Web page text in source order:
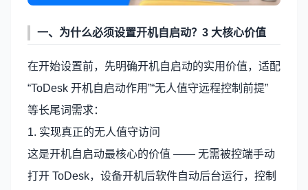
一、为什么必须设置开机自启动？3 大核心价值
在开始设置前，先明确开机自启动的实用价值，适配
“ToDesk 开机自启动作用”“无人值守远程控制前提”
等长尾词需求：
1. 实现真正的无人值守访问
这是开机自启动最核心的价值 —— 无需被控端手动
打开 ToDesk，设备开机后软件自动后台运行，控制